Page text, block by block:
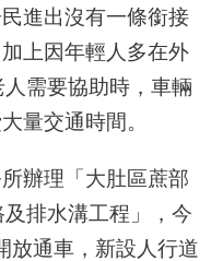
進出沒有一條銜接
上因年輕人多在外
需要協助時，車輛
量交通時間。
辦理「大肚區蔗部
排水溝工程」，今
放通車，新設人行道